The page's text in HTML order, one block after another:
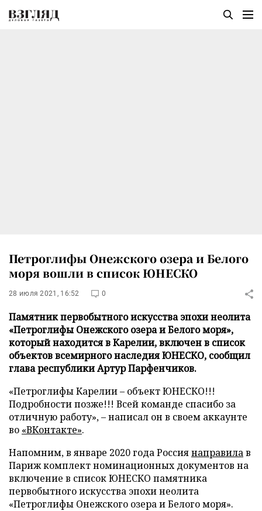
Петроглифы Онежского озера и Белого
моря вошли в список ЮНЕСКО
28 июля 2021, 16:52 0
Памятник первобытного искусства эпохи неолита
«Петроглифы Онежского озера и Белого моря»,
который находится в Карелии, включен в список
объектов всемирного наследия ЮНЕСКО, сообщил
глава республики Артур Парфенчиков.
«Петроглифы Карелии – объект ЮНЕСКО!!!
Подробности позже!!! Всей команде спасибо за
отличную работу», – написал он в своем аккаунте
во «ВКонтакте».
Напомним, в январе 2020 года Россиянаправилав
Париж комплект номинационных документов на
включение в список ЮНЕСКО памятника
первобытного искусства эпохи неолита
«Петроглифы Онежского озера и Белого моря».